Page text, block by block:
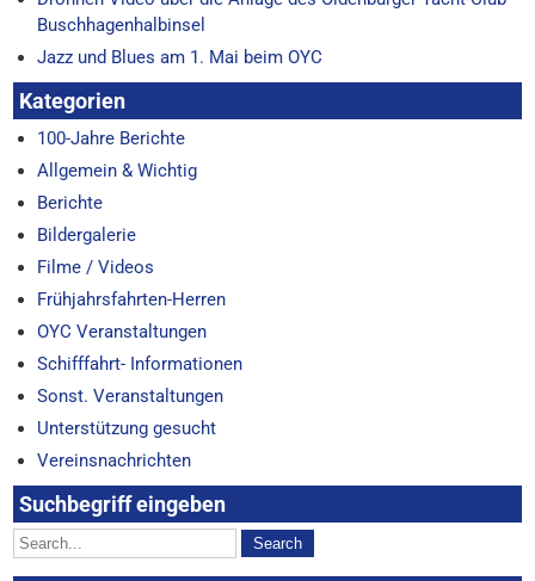
Buschhagenhalbinsel
Jazz und Blues am 1. Mai beim OYC
Kategorien
100-Jahre Berichte
Allgemein & Wichtig
Berichte
Bildergalerie
Filme / Videos
Frühjahrsfahrten-Herren
OYC Veranstaltungen
Schifffahrt- Informationen
Sonst. Veranstaltungen
Unterstützung gesucht
Vereinsnachrichten
Suchbegriff eingeben